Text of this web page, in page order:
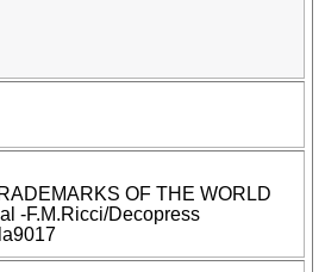
OF THE WORLD
-F.M.Ricci/Decopress